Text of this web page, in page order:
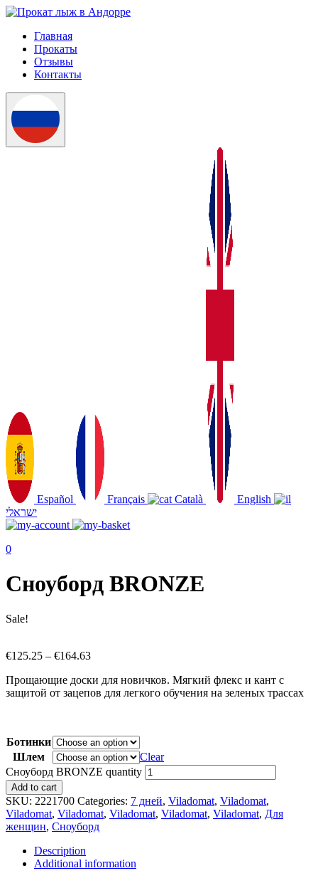
Главная
Прокаты
Отзывы
Контакты
Español Français Català
English
ישראלי
0
Сноуборд BRONZE
Sale!
€125.25 – €164.63
Прощающие доски для новичков. Мягкий флекс и кант с
защитой от зацепов для легкого обучения на зеленых трассах
Ботинки
Шлем
Clear
Сноуборд BRONZE quantity
Add to cart
SKU: 2221700 Categories: 7 дней, Viladomat, Viladomat,
Viladomat, Viladomat, Viladomat, Viladomat, Viladomat, Для
женщин, Сноуборд
Description
Additional information